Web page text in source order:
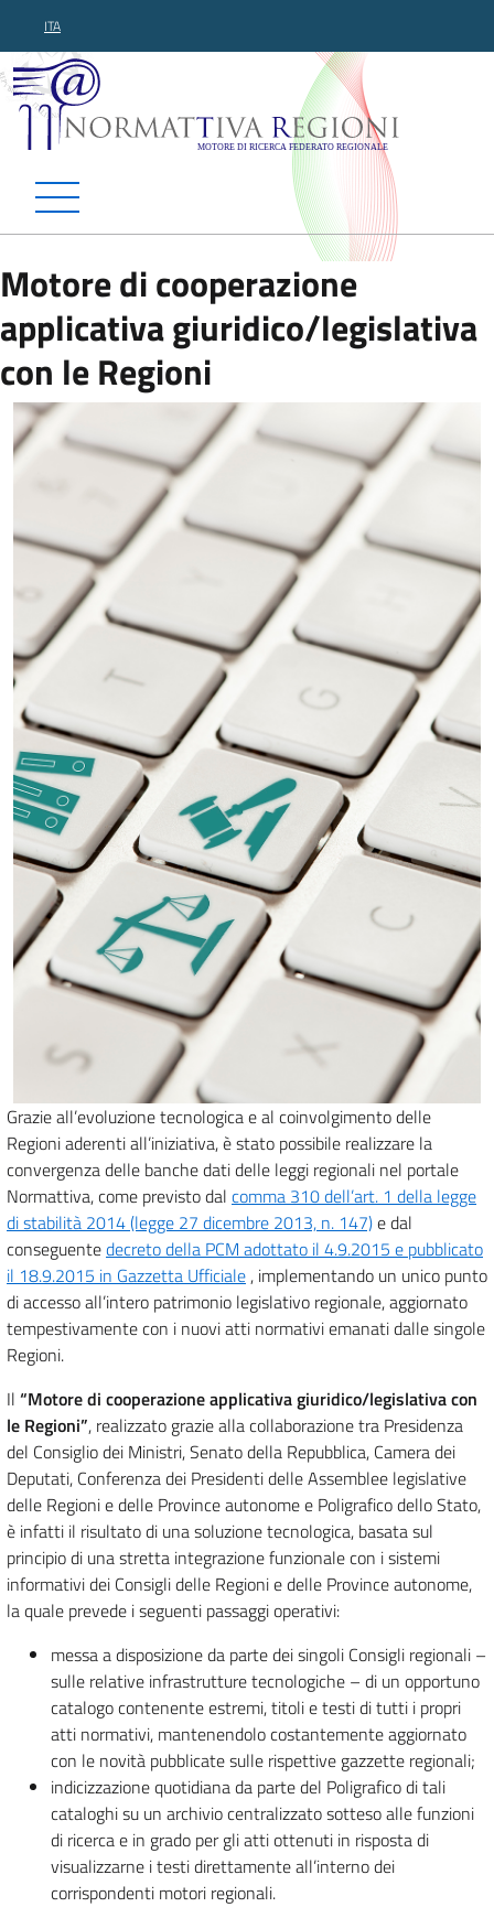
ITA
Normattiva Regioni -
Motore di cooperazione
applicativa giuridico/legislativa
con le Regioni
Grazie all’evoluzione tecnologica e al coinvolgimento delle
Regioni aderenti all’iniziativa, è stato possibile realizzare la
convergenza delle banche dati delle leggi regionali nel portale
Normattiva, come previsto dal comma 310 dell’art. 1 della legge
di stabilità 2014 (legge 27 dicembre 2013, n. 147)e dal
conseguentedecreto della PCM adottato il 4.9.2015 e pubblicato
il 18.9.2015 in Gazzetta Ufficiale , implementando un unico punto
di accesso all’intero patrimonio legislativo regionale, aggiornato
tempestivamente con i nuovi atti normativi emanati dalle singole
Regioni.
Il “Motore di cooperazione applicativa giuridico/legislativa con
le Regioni”, realizzato grazie alla collaborazione tra Presidenza
del Consiglio dei Ministri, Senato della Repubblica, Camera dei
Deputati, Conferenza dei Presidenti delle Assemblee legislative
delle Regioni e delle Province autonome e Poligrafico dello Stato,
è infatti il risultato di una soluzione tecnologica, basata sul
principio di una stretta integrazione funzionale con i sistemi
informativi dei Consigli delle Regioni e delle Province autonome,
la quale prevede i seguenti passaggi operativi:
messa a disposizione da parte dei singoli Consigli regionali –
sulle relative infrastrutture tecnologiche – di un opportuno
catalogo contenente estremi, titoli e testi di tutti i propri
atti normativi, mantenendolo costantemente aggiornato
con le novità pubblicate sulle rispettive gazzette regionali;
indicizzazione quotidiana da parte del Poligrafico di tali
cataloghi su un archivio centralizzato sotteso alle funzioni
di ricerca e in grado per gli atti ottenuti in risposta di
visualizzarne i testi direttamente all’interno dei
corrispondenti motori regionali.